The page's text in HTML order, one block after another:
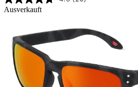
Ausverkauft